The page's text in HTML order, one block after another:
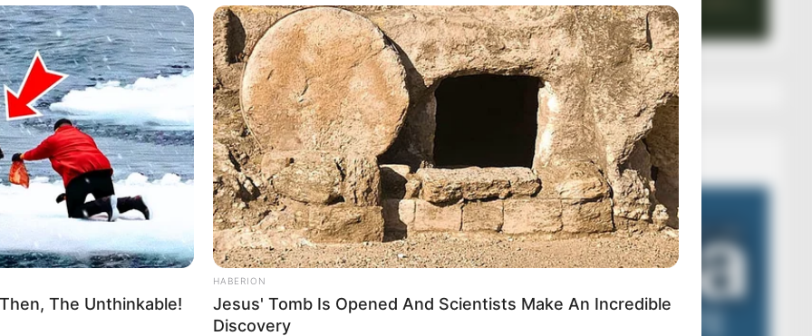
Veza AIBA
Video
Player
The Unthinkable!
HABERION
Jesus' Tomb Is Opened And Scientists Make An Incredible
Discovery